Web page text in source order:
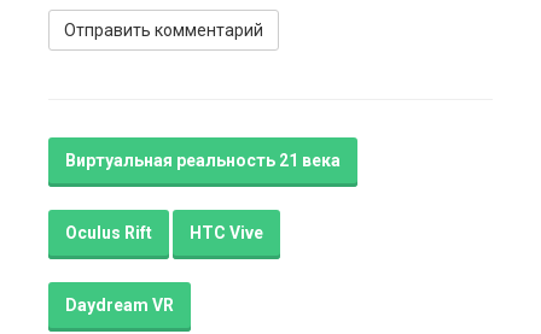
Виртуальная реальность 21 века
Oculus Rift HTC Vive
Daydream VR